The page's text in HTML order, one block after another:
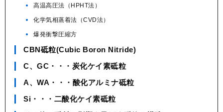
高温高圧法（HPHT法）
化学気相蒸着法（CVD法）
爆発衝撃圧縮方
CBN砥粒(Cubic Boron Nitride)
C、GC・・・炭化ケイ素砥粒
A、WA・・・酸化アルミナ砥粒
Si・・・二酸化ケイ素砥粒